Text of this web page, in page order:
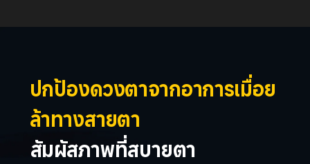
ปกป้องดวงตาจากอาการเมื่อย
ล้าทางสายตา
สัมผัสภาพที่สบายตา